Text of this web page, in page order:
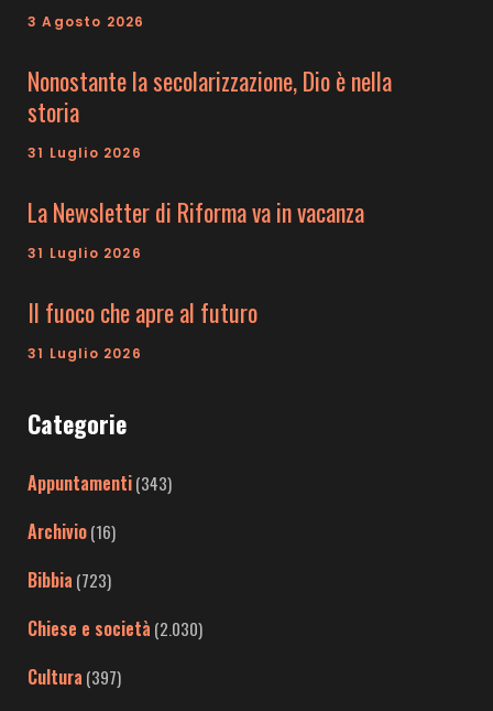
3 Agosto 2026
Nonostante la secolarizzazione, Dio è nella
storia
31 Luglio 2026
La Newsletter di Riforma va in vacanza
31 Luglio 2026
Il fuoco che apre al futuro
31 Luglio 2026
Categorie
Appuntamenti(343)
Archivio(16)
Bibbia (723)
Chiese e società (2.030)
Cultura (397)